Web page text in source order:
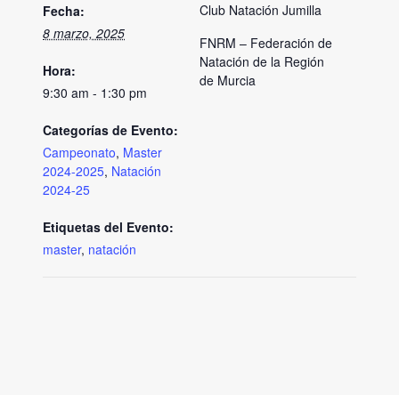
Fecha:
8 marzo, 2025
Hora:
9:30 am - 1:30 pm
Categorías de Evento:
Campeonato, Master
2024-2025, Natación
2024-25
Etiquetas del Evento:
master, natación
Club Natación Jumilla
FNRM – Federación de
Natación de la Región
de Murcia